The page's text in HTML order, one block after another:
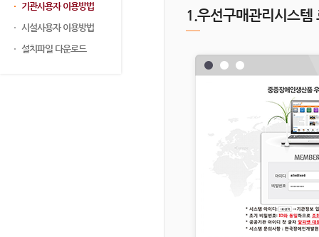
기관사용자 이용방법
시설사용자 이용방법
설치파일 다운로드
1.우선구매관리시스템